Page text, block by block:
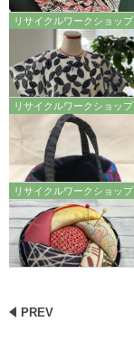
リサイクルワークショップ
リサイクルワークショップ
リサイクルワークショップ
PREV